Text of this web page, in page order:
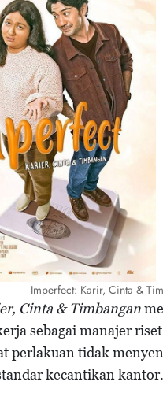
Imperfect: Karir, Cinta &
Cinta & Timbangan
sebagai manajer
perlakuan tidak
kecantikan kantor.